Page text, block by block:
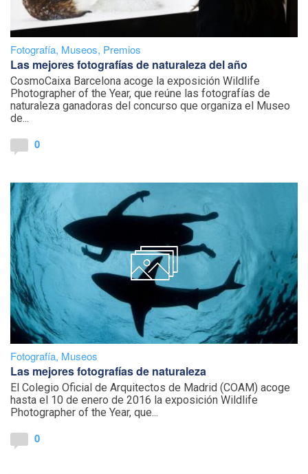
Fotografía, Museos, Premios
Las mejores fotografías de naturaleza del año
CosmoCaixa Barcelona acoge la exposición Wildlife
Photographer of the Year, que reúne las fotografías de
naturaleza ganadoras del concurso que organiza el Museo
de...
0
Fotografía, Museos
Las mejores fotografías de naturaleza
El Colegio Oficial de Arquitectos de Madrid (COAM) acoge
hasta el 10 de enero de 2016 la exposición Wildlife
Photographer of the Year, que...
0